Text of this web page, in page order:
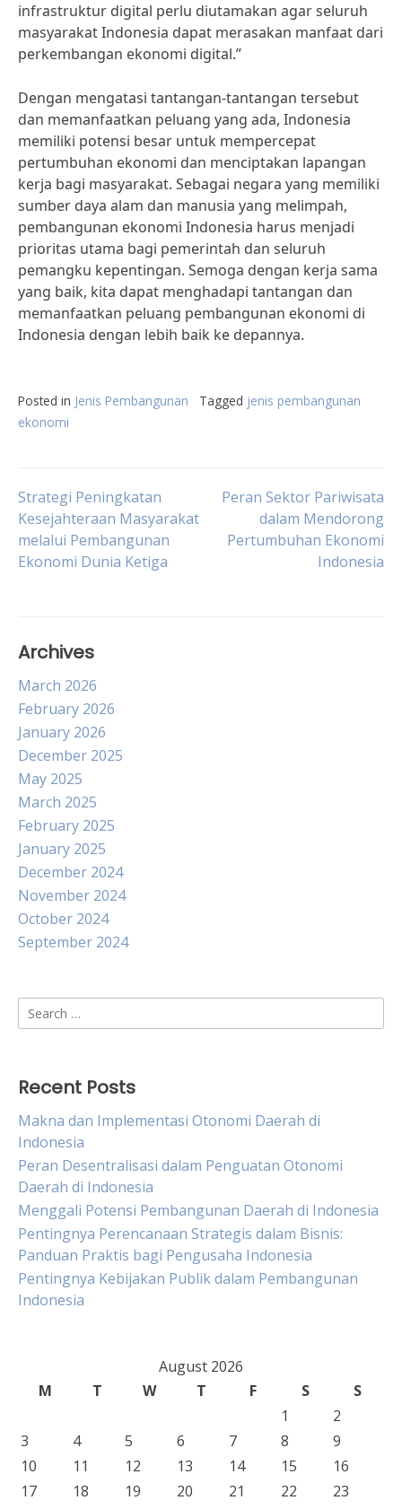
infrastruktur digital perlu diutamakan agar seluruh
masyarakat Indonesia dapat merasakan manfaat dari
perkembangan ekonomi digital.”
Dengan mengatasi tantangan-tantangan tersebut
dan memanfaatkan peluang yang ada, Indonesia
memiliki potensi besar untuk mempercepat
pertumbuhan ekonomi dan menciptakan lapangan
kerja bagi masyarakat. Sebagai negara yang memiliki
sumber daya alam dan manusia yang melimpah,
pembangunan ekonomi Indonesia harus menjadi
prioritas utama bagi pemerintah dan seluruh
pemangku kepentingan. Semoga dengan kerja sama
yang baik, kita dapat menghadapi tantangan dan
memanfaatkan peluang pembangunan ekonomi di
Indonesia dengan lebih baik ke depannya.
Posted in Jenis Pembangunan Tagged jenis pembangunan
ekonomi
Post
navigation
Strategi Peningkatan
Kesejahteraan Masyarakat
melalui Pembangunan
Ekonomi Dunia Ketiga
Peran Sektor Pariwisata
dalam Mendorong
Pertumbuhan Ekonomi
Indonesia
Archives
March 2026
February 2026
January 2026
December 2025
May 2025
March 2025
February 2025
January 2025
December 2024
November 2024
October 2024
September 2024
Search
for:
Recent Posts
Makna dan Implementasi Otonomi Daerah di
Indonesia
Peran Desentralisasi dalam Penguatan Otonomi
Daerah di Indonesia
Menggali Potensi Pembangunan Daerah di Indonesia
Pentingnya Perencanaan Strategis dalam Bisnis:
Panduan Praktis bagi Pengusaha Indonesia
Pentingnya Kebijakan Publik dalam Pembangunan
Indonesia
August 2026
M
T W T F S
S
1
2
3
4 5 6 7 8
9
10
11 12 13 14 15
16
17
18 19 20 21 22
23